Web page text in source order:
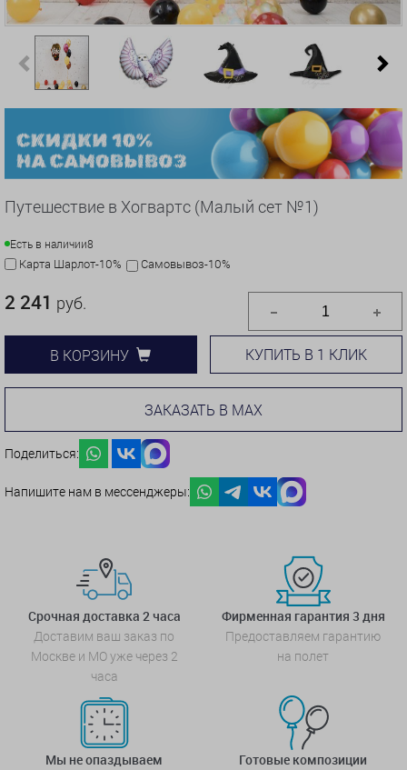
Previous
Путешествие в Хогвартс (Малый сет №1)
Есть в наличии8
Карта Шарлот-10% Самовывоз-10%
2 241 руб.
В КОРЗИНУ КУПИТЬ В 1 КЛИК
ЗАКАЗАТЬ В MAX
Поделиться:
Напишите нам в мессенджеры:
Срочная доставка 2 часа
Доставим ваш заказ по
Москве и МО уже через 2
часа
Фирменная гарантия 3 дня
Предоставляем гарантию
на полет
Мы не опаздываем
Готовые композиции